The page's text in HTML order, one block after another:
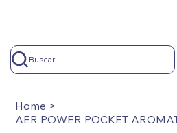
Buscar
Home >
AER POWER POCKET